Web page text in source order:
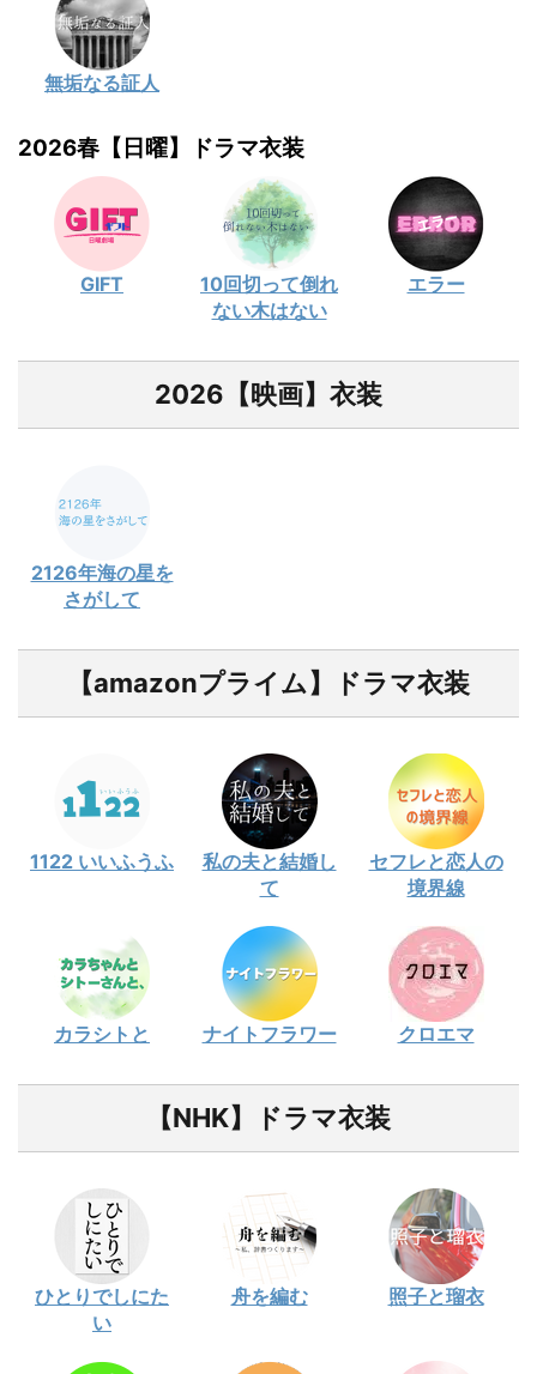
無垢なる証人
2026春【日曜】ドラマ衣装
GIFT
10回切って倒れ
ない木はない
エラー
2026【映画】衣装
2126年海の星を
さがして
【amazonプライム】ドラマ衣装
1122 いいふうふ
私の夫と結婚し
て
セフレと恋人の
境界線
カラシトと ナイトフラワー クロエマ
【NHK】ドラマ衣装
ひとりでしにた
い
舟を編む 照子と瑠衣